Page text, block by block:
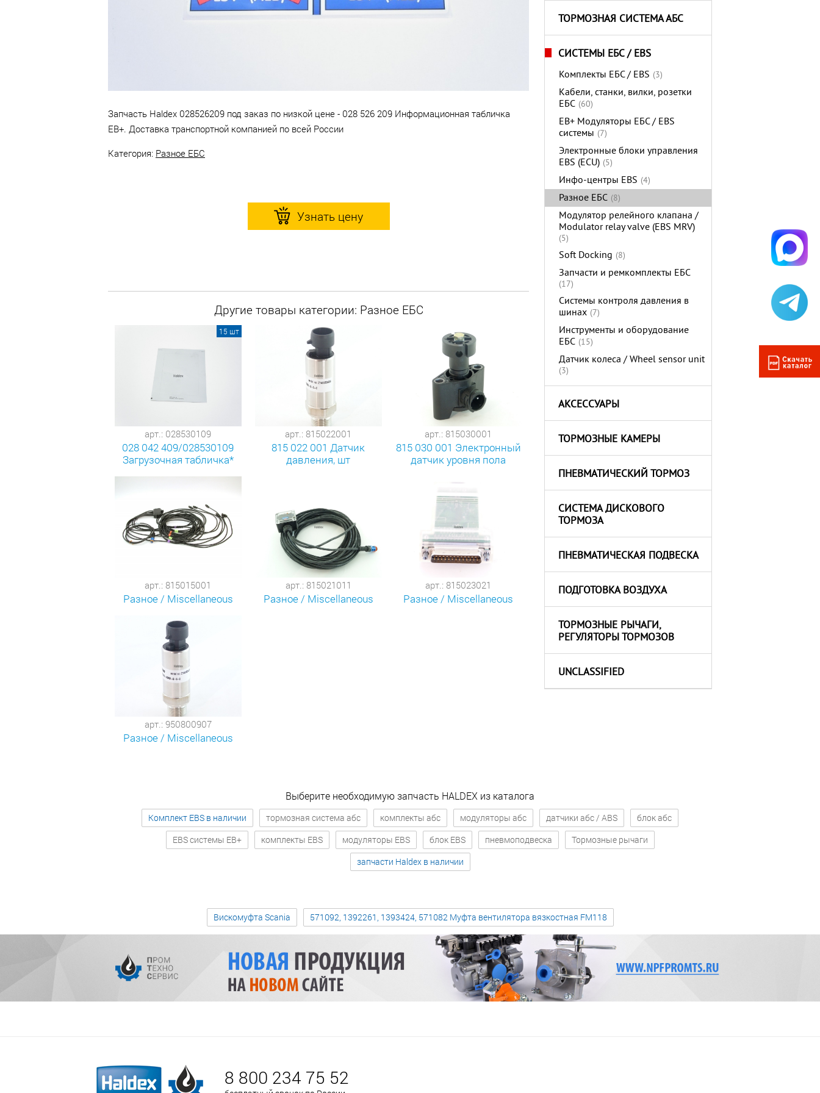
ТОРМОЗНАЯ СИСТЕМА АБС
СИСТЕМЫ ЕБС / EBS
Комплекты ЕБС / EBS (3)
Кабели, станки, вилки, розетки
ЕБС (60)
EB+ Модуляторы ЕБС / EBS
системы (7)
Электронные блоки управления
EBS (ECU) (5)
Инфо-центры EBS (4)
Разное ЕБС (8)
Модулятор релейного клапана /
Modulator relay valve (EBS MRV)
(5)
Soft Docking (8)
Запчасти и ремкомплекты ЕБС
(17)
Системы контроля давления в
шинах (7)
Инструменты и оборудование
ЕБС (15)
Датчик колеса / Wheel sensor unit
(3)
АКСЕССУАРЫ
ТОРМОЗНЫЕ КАМЕРЫ
ПНЕВМАТИЧЕСКИЙ ТОРМОЗ
СИСТЕМА ДИСКОВОГО
ТОРМОЗА
ПНЕВМАТИЧЕСКАЯ ПОДВЕСКА
ПОДГОТОВКА ВОЗДУХА
ТОРМОЗНЫЕ РЫЧАГИ,
РЕГУЛЯТОРЫ ТОРМОЗОВ
UNCLASSIFIED
компании в г. Набережные
Запчасть Haldex 028526209 под заказ по низкой цене - 028 526 209 Информационная табличка
ЕВ+. Доставка транспортной компанией по всей России
Категория: Разное ЕБС
Узнать цену
Другие товары категории: Разное ЕБС
арт.: 028530109
028 042 409/028530109
Загрузочная табличка*
15 шт
арт.: 815022001
815 022 001 Датчик
давления, шт
арт.: 815030001
815 030 001 Электронный
датчик уровня пола
арт.: 815015001
Разное / Miscellaneous
арт.: 815021011
Разное / Miscellaneous
арт.: 815023021
Разное / Miscellaneous
арт.: 950800907
Разное / Miscellaneous
Выберите необходимую запчасть HALDEX из каталога
Комплект EBS в наличии тормозная система абс комплекты абс модуляторы абс датчики абс / ABS
блок абс
EBS системы EB+
комплекты EBS модуляторы EBS блок EBS пневмоподвеска
Тормозные рычаги
запчасти Haldex в наличии
Вискомуфта Scania 571092, 1392261, 1393424, 571082 Муфта вентилятора вязкостная FM118
8 800 234 75 52